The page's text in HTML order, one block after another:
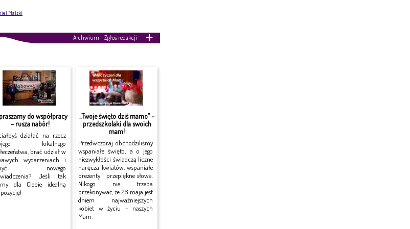
Malski
Archwium Zgłoś redakcji
do współpracy
– rusza nabór!
działać na rzecz
lokalnego
brać udział w
wydarzeniach i
nowego
Jeśli tak
dla Ciebie idealną
„Twoje święto dziś mamo” –
przedszkolaki dla swoich
mam!
Przedwczoraj obchodziliśmy
wspaniałe święto, a o jego
niezwykłości świadczą liczne
naręcza kwiatów, wspaniałe
prezenty i przepiękne słowa.
Nikogo nie trzeba
przekonywać, że 26 maja jest
dniem najważniejszych
kobiet w życiu – naszych
Mam.